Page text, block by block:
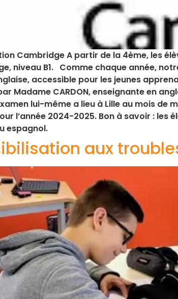
Cambridge A partir de la 4ème, les
niveau B1. Comme chaque année,
accessible pour les jeunes
Madame CARDON, enseignante en
lui-même a lieu à Lille au mois de
l’année 2024-2025. Bon à savoir : les
espagnol.
aux